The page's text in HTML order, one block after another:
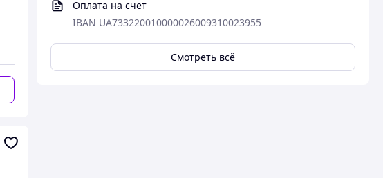
Оплата на счет
IBAN UA733220010000026009310023955
Смотреть всё